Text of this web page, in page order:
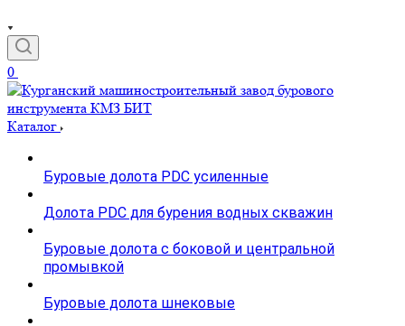
0
Каталог
Буровые долота PDC усиленные
Долота PDC для бурения водных скважин
Буровые долота с бoковой и центральной
промывкой
Буровые долота шнековые